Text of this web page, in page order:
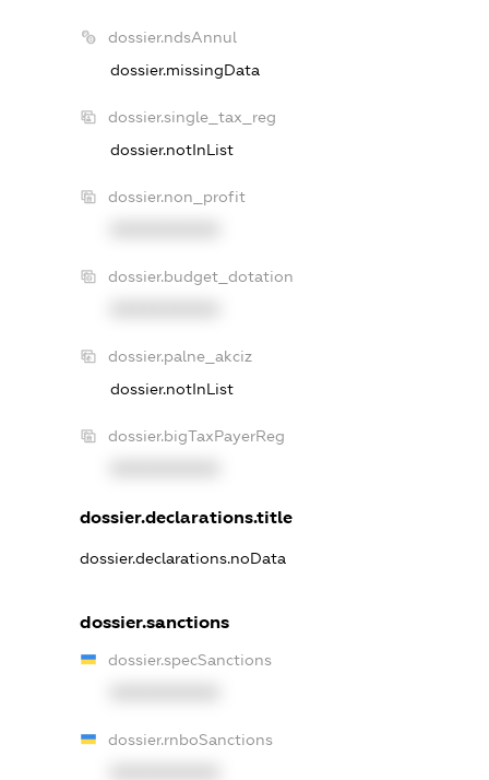
dossier.ndsAnnul
dossier.missingData
dossier.single_tax_reg
dossier.notInList
dossier.non_profit
dossier.budget_dotation
dossier.palne_akciz
dossier.notInList
dossier.bigTaxPayerReg
dossier.declarations.title
dossier.declarations.noData
dossier.sanctions
dossier.specSanctions
dossier.rnboSanctions